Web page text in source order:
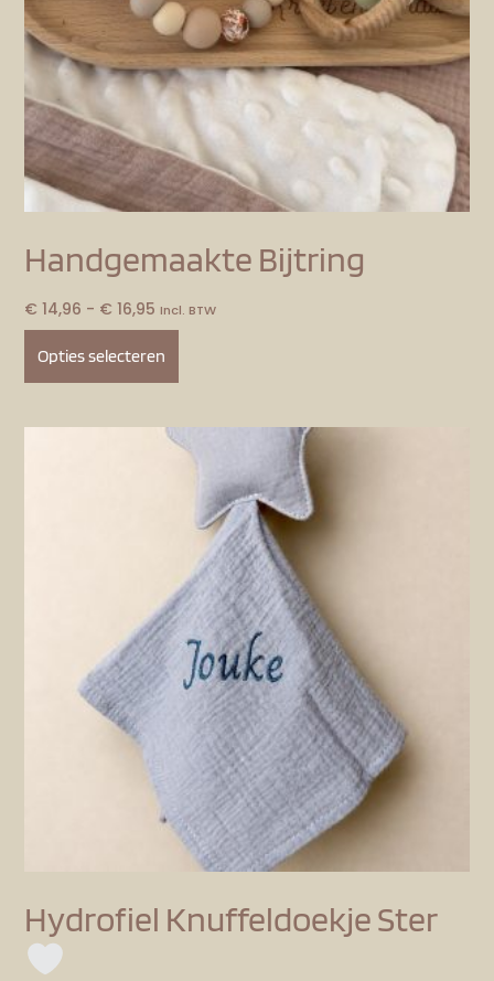
Handgemaakte Bijtring
€ 14,96 - € 16,95 Incl. BTW
Opties selecteren
Hydrofiel Knuffeldoekje Ster